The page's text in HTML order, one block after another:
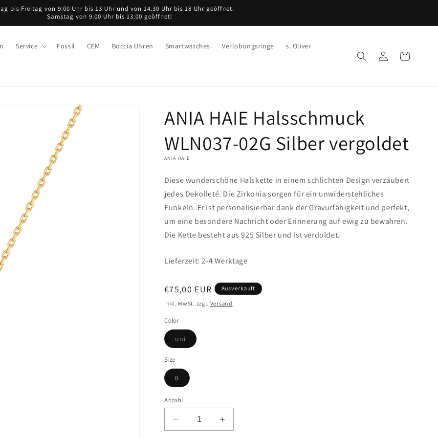
bis Freitag von 9:00 Uhr bis 13 Uhr und von 14.30 Uhr bis 18 Uhr geöffnet.
Samstag von 9:00 Uhr bis 13:00 geöffnet!
Service Fossil CEM Boccia Uhren Smartwatches Verlobungsringe s. Oliver
EinloggenWarenkorb
ANIA HAIE Halsschmuck
WLN037-02G Silber vergoldet
ANIA HAIE
Diese wunderschöne Halskette in einem schlichten Design verzaubert
jedes Dekolleté. Die Zirkonia sorgen für ein unwiderstehliches
Funkeln. Er ist personalisierbar dank der Gravurfähigkeit und perfekt,
um eine besondere Nachricht oder Erinnerung auf ewig zu bewahren.
Die Kette besteht aus 925 Silber und ist verdoldet.
Lieferzeit: 2-4 Werktage
Normaler
Preis
€75,00 EUR Ausverkauft
inkl. MwSt. zzgl. Versand
Color
uniVariante
ausverkauft
Size
0Variante
ausverkauft
nicht
verfügbar
Anzahl
Verringere
die
Erhöhe
die